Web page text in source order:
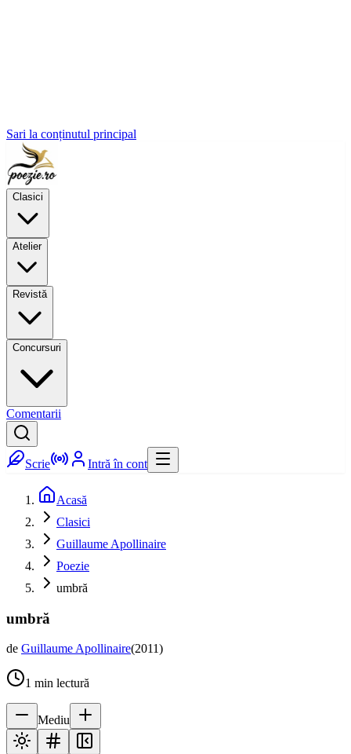
Sari la conținutul principal
Clasici
Atelier
Revistă
Concursuri
Comentarii
Scrie Intră în cont
Acasă
Clasici
Guillaume Apollinaire
Poezie
umbră
umbră
de Guillaume Apollinaire(2011)
1 min lectură
Mediu